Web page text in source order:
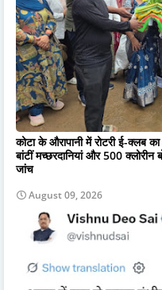
कोटा के औरापानी में रोटरी ई-क्लब
बांटीं मच्छरदानियां और 500 क्लोरीन
जांच
August 09, 2026